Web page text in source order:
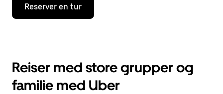
Reserver en tur
Reiser med store grupper og
familie med Uber